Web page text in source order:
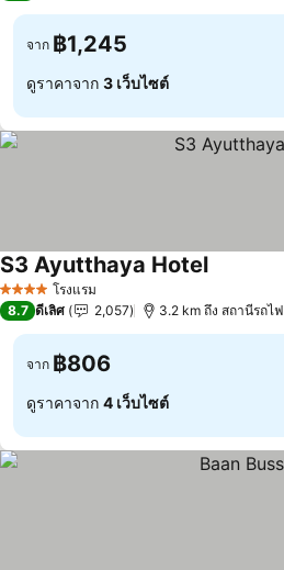
จาก ฿1,245
ดูราคาจาก 3 เว็บไซต์
4 ดาว โรงแรม
S3 Ayutthaya Hotel
8.7 ดีเลิศ 2,057 3.2 km ถึง สถานีรถไฟ
จาก ฿806
ดูราคาจาก 4 เว็บไซต์